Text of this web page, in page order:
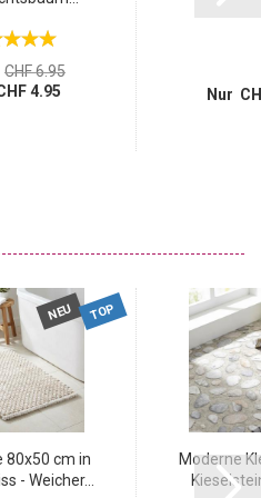
setzt es beeindruckende
Wohnambiente.
CHF 6.95
4.95
Nur
NEU TOP
80x50 cm in
- Weicher...
Moderne